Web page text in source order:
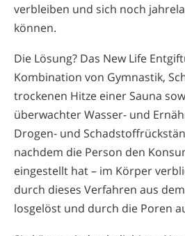
verbleiben und sich noch
können.
Die Lösung? Das New Life
Kom­bination von Gymnastik,
trockenen Hitze einer Sauna
überwachter Wasser- und
Drogen- und
nachdem die Person den
eingestellt hat – im Körper
durch dieses Verfahren aus
losgelöst und durch die Poren